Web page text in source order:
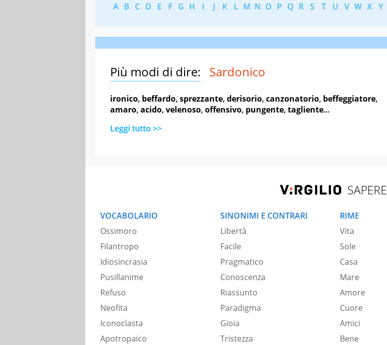
A B C D E F G H I J K L M N O P Q R S T U V W X Y
Più modi di dire: Sardonico
ironico, beffardo,sprezzante,derisorio,canzonatorio, beffeggiatore,
amaro,acido,velenoso,offensivo, pungente,tagliente...
Leggi tutto >>
SAPERE
VOCABOLARIO
Ossimoro
Filantropo
Idiosincrasia
Pusillanime
Refuso
Neofita
Iconoclasta
Apotropaico
SINONIMI E CONTRARI
Libertà
Facile
Pragmatico
Conoscenza
Riassunto
Paradigma
Gioia
Tristezza
RIME
Vita
Sole
Casa
Mare
Amore
Cuore
Amici
Bene